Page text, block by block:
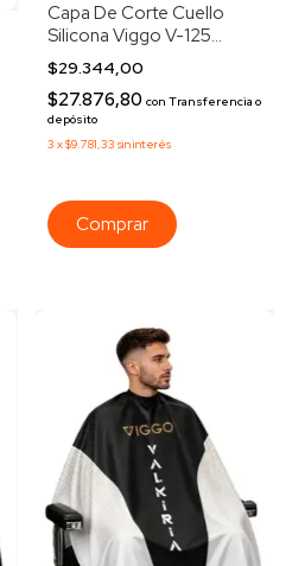
Capa De Corte Cuello
Silicona Viggo V-125
Negro
$29.344,00
$27.876,80 con Transferencia o
depósito
3 x$9.781,33 sin interés